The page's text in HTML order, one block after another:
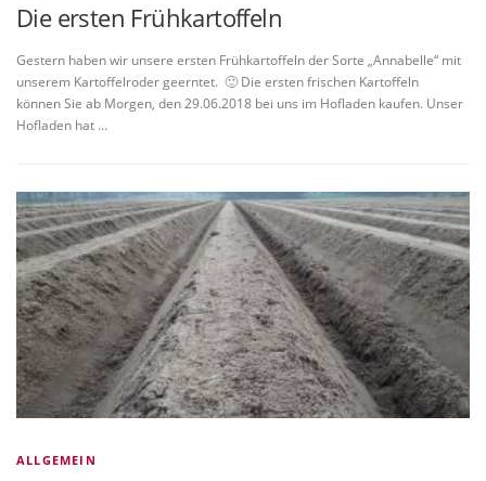
Die ersten Frühkartoffeln
Gestern haben wir unsere ersten Frühkartoffeln der Sorte „Annabelle“ mit
unserem Kartoffelroder geerntet. 🙂 Die ersten frischen Kartoffeln
können Sie ab Morgen, den 29.06.2018 bei uns im Hofladen kaufen. Unser
Hofladen hat …
ALLGEMEIN